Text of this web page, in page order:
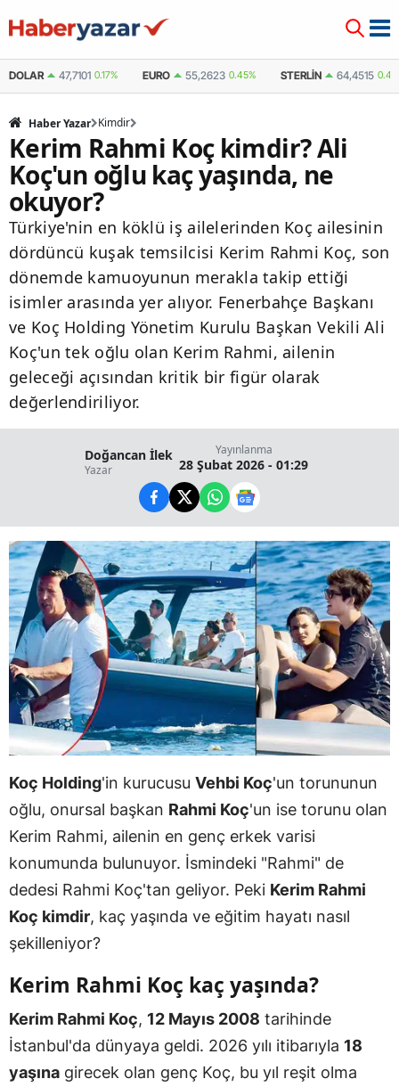
DOLAR 47,7101 0.17% EURO 55,2623 0.45% STERLIN 64,4515
Haber Yazar Kimdir
Kerim Rahmi Koç kimdir? Ali
Koç'un oğlu kaç yaşında, ne
okuyor?
Türkiye'nin en köklü iş ailelerinden Koç ailesinin
dördüncü kuşak temsilcisi Kerim Rahmi Koç, son
dönemde kamuoyunun merakla takip ettiği
isimler arasında yer alıyor. Fenerbahçe Başkanı
ve Koç Holding Yönetim Kurulu Başkan Vekili Ali
Koç'un tek oğlu olan Kerim Rahmi, ailenin
geleceği açısından kritik bir figür olarak
değerlendiriliyor.
Doğancan İlek
Yazar
Yayınlanma
28 Şubat 2026 - 01:29
Koç Holding'in kurucusu Vehbi Koç'un torununun
oğlu, onursal başkan Rahmi Koç'un ise torunu olan
Kerim Rahmi, ailenin en genç erkek varisi
konumunda bulunuyor. İsmindeki "Rahmi" de
dedesi Rahmi Koç'tan geliyor. Peki Kerim Rahmi
Koç kimdir, kaç yaşında ve eğitim hayatı nasıl
şekilleniyor?
Kerim Rahmi Koç kaç yaşında?
Kerim Rahmi Koç, 12 Mayıs 2008 tarihinde
İstanbul'da dünyaya geldi. 2026 yılı itibarıyla 18
yaşına girecek olan genç Koç, bu yıl reşit olma